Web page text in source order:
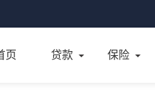
页 贷款 保险